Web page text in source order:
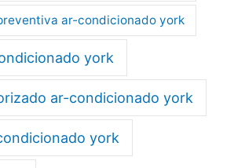
ar-condicionado york
york
ar-condicionado york
york